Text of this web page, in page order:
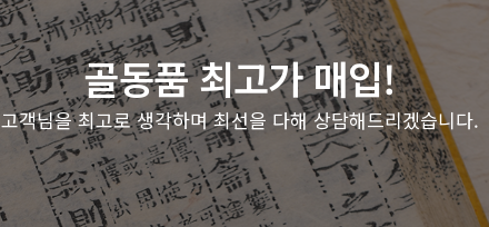
골동품 최고가 매입!
고객님을 최고로 생각하며 최선을 다해 상담해드리겠습니다.